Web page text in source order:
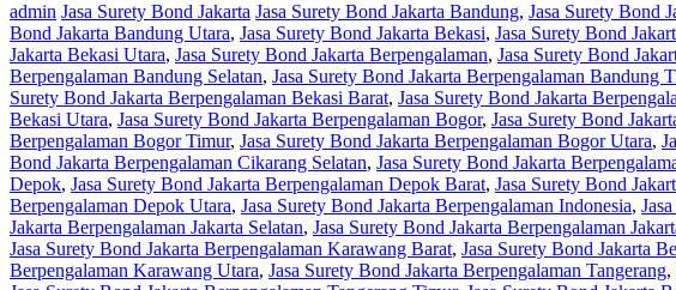
admin Jasa Surety Bond Jakarta Jasa Surety Bond Jakarta Bandung, Jasa Surety Bond
Bond Jakarta Bandung Utara, Jasa Surety Bond Jakarta Bekasi, Jasa Surety Bond
Jakarta Bekasi Utara, Jasa Surety Bond Jakarta Berpengalaman, Jasa Surety Bond
Berpengalaman Bandung Selatan, Jasa Surety Bond Jakarta Berpengalaman Bandung
Surety Bond Jakarta Berpengalaman Bekasi Barat, Jasa Surety Bond Jakarta
Bekasi Utara, Jasa Surety Bond Jakarta Berpengalaman Bogor, Jasa Surety Bond
Berpengalaman Bogor Timur, Jasa Surety Bond Jakarta Berpengalaman Bogor Utara,
Bond Jakarta Berpengalaman Cikarang Selatan, Jasa Surety Bond Jakarta
Depok, Jasa Surety Bond Jakarta Berpengalaman Depok Barat, Jasa Surety Bond
Berpengalaman Depok Utara, Jasa Surety Bond Jakarta Berpengalaman Indonesia,
Jakarta Berpengalaman Jakarta Selatan, Jasa Surety Bond Jakarta Berpengalaman
Jasa Surety Bond Jakarta Berpengalaman Karawang Barat, Jasa Surety Bond Jakarta
Berpengalaman Karawang Utara, Jasa Surety Bond Jakarta Berpengalaman Tangerang,